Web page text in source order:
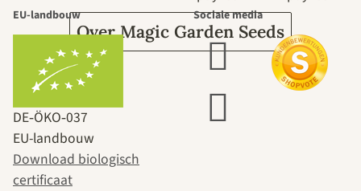
Over Magic Garden Seeds
EU-landbouw
DE‑ÖKO‑037
EU-landbouw
Download biologisch
certificaat
Sociale media